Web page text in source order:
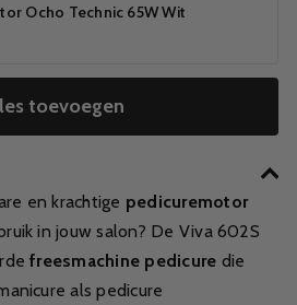
Ocho Technic 65W Wit
toevoegen
en krachtige pedicuremotor
in jouw salon? De Viva 602S
freesmachine pedicure die
als pedicure